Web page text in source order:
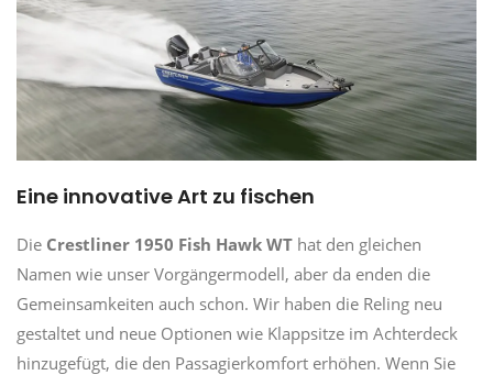
Eine innovative Art zu fischen
Die Crestliner 1950 Fish Hawk WT hat den gleichen
Namen wie unser Vorgängermodell, aber da enden die
Gemeinsamkeiten auch schon. Wir haben die Reling neu
gestaltet und neue Optionen wie Klappsitze im Achterdeck
hinzugefügt, die den Passagierkomfort erhöhen. Wenn Sie